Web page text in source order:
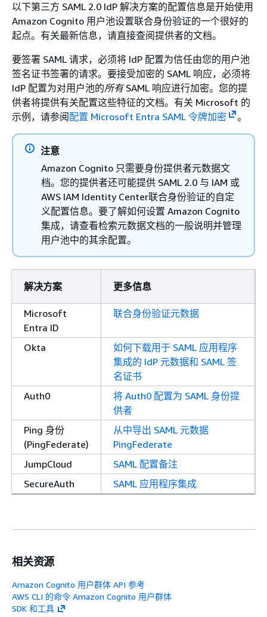
以下第三方 SAML 2.0 IdP 解决方案的配置信息是开始使用
Amazon Cognito 用户池设置联合身份验证的一个很好的
起点。有关最新信息，请直接查阅提供者的文档。
要签署 SAML 请求，必须将 IdP 配置为信任由您的用户池
签名证书签署的请求。要接受加密的 SAML 响应，必须将
IdP 配置为对用户池的所有SAML 响应进行加密。您的提
供者将提供有关配置这些特征的文档。有关 Microsoft 的
示例，请参阅配置 Microsoft Entra SAML 令牌加密 。
注意
Amazon Cognito 只需要身份提供者元数据文
档。您的提供者还可能提供 SAML 2.0 与 IAM 或
AWS IAM Identity Center联合身份验证的自定
义配置信息。要了解如何设置 Amazon Cognito
集成，请查看检索元数据文档的一般说明并管理
用户池中的其余配置。
解决方案 更多信息
Microsoft
Entra ID
联合身份验证元数据
Okta
如何下载用于 SAML 应用程序
集成的 IdP 元数据和 SAML 签
名证书
Auth0
将 Auth0 配置为 SAML 身份提
供者
Ping 身份
(PingFederate)
从中导出 SAML 元数据
PingFederate
JumpCloud
SAML 配置备注
SecureAuth
SAML 应用程序集成
相关资源
Amazon Cognito 用户群体 API 参考
AWS CLI 的命令 Amazon Cognito 用户群体
SDK 和工具